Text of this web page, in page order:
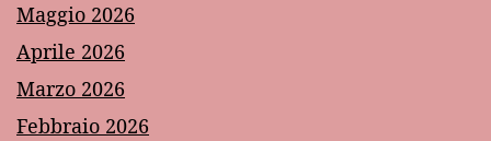
Maggio 2026
Aprile 2026
Marzo 2026
Febbraio 2026